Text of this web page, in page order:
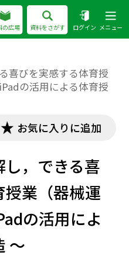
の広場 資料をさがす ログイン メニュー
喜びを実感する体育授
の活用による体育授
お気に入りに追加
，できる喜
業（器械運
の活用によ
～